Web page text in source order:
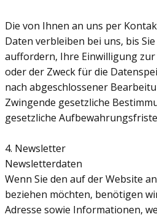
Die von Ihnen an uns per
Daten verbleiben bei uns, bis
auffordern, Ihre Einwilligung
oder der Zweck für die
nach abgeschlossener
Zwingende gesetzliche
gesetzliche
4. Newsletter
Newsletterdaten
Wenn Sie den auf der Website
beziehen möchten, benötigen
Adresse sowie Informationen,